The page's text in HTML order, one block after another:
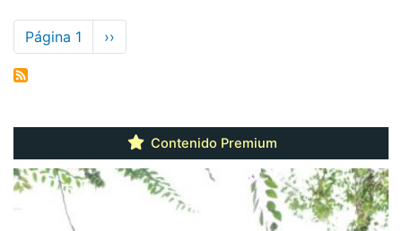
Paginación
Página 1
Siguiente
página
››
Contenido Premium